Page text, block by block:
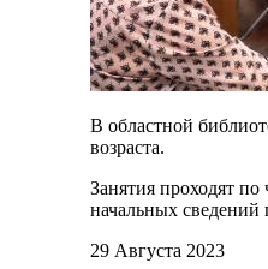
В областной
возраста.
Занятия проходят по
начальных сведений
29 Августа 2023